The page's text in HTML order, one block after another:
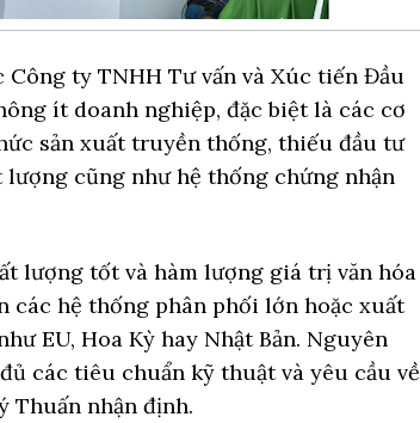
Công ty TNHH Tư vấn và Xúc tiến Đầu
ít doanh nghiệp, đặc biệt là các cơ
sản xuất truyền thống, thiếu đầu tư
cũng như hệ thống chứng nhận
lượng tốt và hàm lượng giá trị văn hóa
các hệ thống phân phối lớn hoặc xuất
EU, Hoa Kỳ hay Nhật Bản. Nguyên
các tiêu chuẩn kỹ thuật và yêu cầu về
Thuấn nhận định.